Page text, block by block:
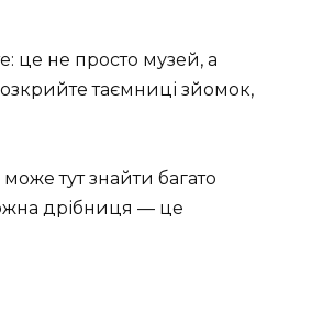
це не просто музей, а
таємниці зйомок,
тут знайти багато
дрібниця — це